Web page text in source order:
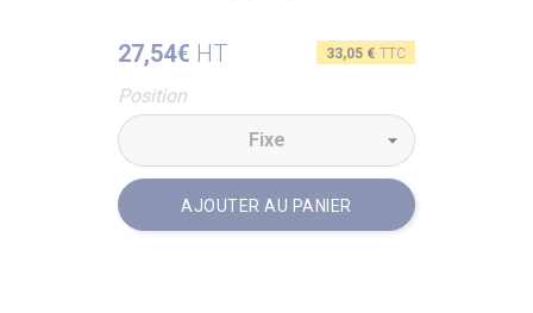
27,54€ HT Prix
33,05 € TTC
Position
AJOUTER AU PANIER